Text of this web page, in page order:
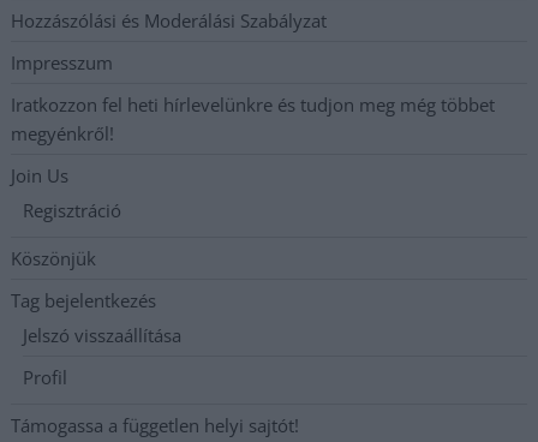
Hozzászólási és Moderálási Szabályzat
Impresszum
Iratkozzon fel heti hírlevelünkre és tudjon meg még többet
megyénkről!
Join Us
Regisztráció
Köszönjük
Tag bejelentkezés
Jelszó visszaállítása
Profil
Támogassa a független helyi sajtót!